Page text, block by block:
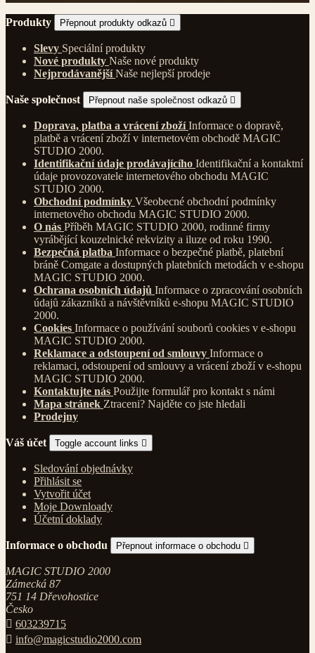
Produkty Přepnout produkty odkazů 
Slevy Speciální produkty
Nové produkty Naše nové produkty
NejprodávanějšíNaše nejlepší prodeje
Naše společnost Přepnout naše společnost odkazů 
Doprava, platba a vrácení zbožíInformace o dopravě,
platbě a vrácení zboží v internetovém obchodě MAGIC
STUDIO 2000.
Identifikační údaje prodávajícího Identifikační a kontaktní
údaje provozovatele internetového obchodu MAGIC
STUDIO 2000.
Obchodní podmínky Všeobecné obchodní podmínky
internetového obchodu MAGIC STUDIO 2000.
O nás Příběh MAGIC STUDIO 2000, rodinné firmy
vyrábějící kouzelnické rekvizity a iluze od roku 1990.
Bezpečná platba Informace o bezpečné platbě, platební
bráně Comgate a dostupných platebních metodách v e-shopu
MAGIC STUDIO 2000.
Ochrana osobních údajů Informace o zpracování osobních
údajů zákazníků a návštěvníků e-shopu MAGIC STUDIO
2000.
Cookies Informace o používání souborů cookies v e-shopu
MAGIC STUDIO 2000.
Reklamace a odstoupení od smlouvy Informace o
reklamaci, odstoupení od smlouvy a vrácení zboží v e-shopu
MAGIC STUDIO 2000.
Kontaktujte nás Použijte formulář pro kontakt s námi
Mapa stránek Ztraceni? Najděte co jste hledali
Prodejny
Váš účet Toggle account links 
Sledování objednávky
Přihlásit se
Vytvořit účet
Moje Downloady
Účetní doklady
Informace o obchodu Přepnout informace o obchodu 
MAGIC STUDIO 2000
Zámecká 87
751 14 Dřevohostice
Česko
 603239715
 info@magicstudio2000.com